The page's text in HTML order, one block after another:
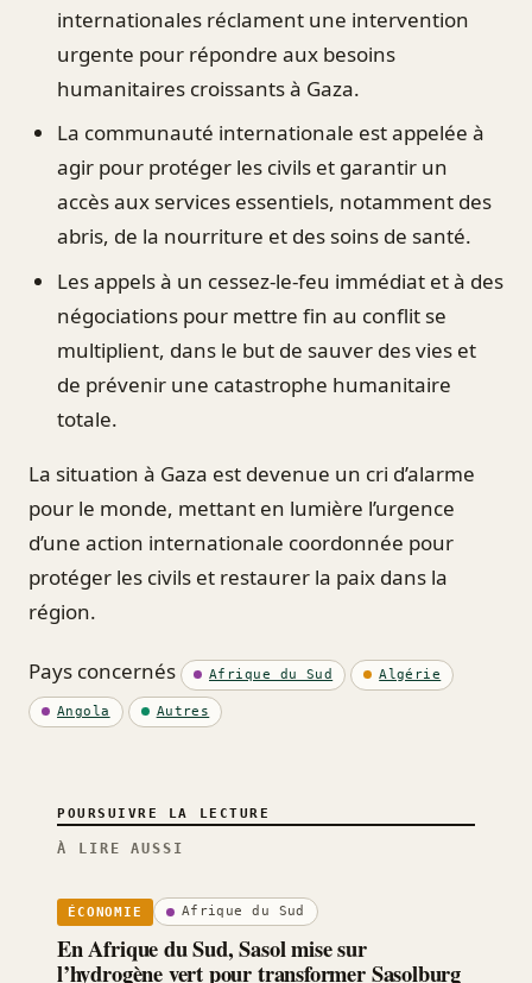
internationales réclament une intervention
urgente pour répondre aux besoins
humanitaires croissants à Gaza.
La communauté internationale est appelée à
agir pour protéger les civils et garantir un
accès aux services essentiels, notamment des
abris, de la nourriture et des soins de santé.
Les appels à un cessez-le-feu immédiat et à des
négociations pour mettre fin au conflit se
multiplient, dans le but de sauver des vies et
de prévenir une catastrophe humanitaire
totale.
La situation à Gaza est devenue un cri d’alarme
pour le monde, mettant en lumière l’urgence
d’une action internationale coordonnée pour
protéger les civils et restaurer la paix dans la
région.
Pays concernés Afrique du Sud Algérie
Angola Autres
POURSUIVRE LA LECTURE
À LIRE AUSSI
ÉCONOMIE Afrique du Sud
En Afrique du Sud, Sasol mise sur
l’hydrogène vert pour transformer Sasolburg